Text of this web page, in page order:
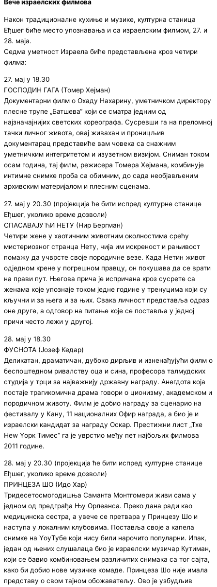
Вече израелских филмова
Након традиционалне кухиње и музике, културна станица
Еђшег биће место упознавања и са израелским филмом, 27. и
28. маја.
Седма уметност Израела биће представљена кроз четири
филма:
27. мај у 18.30
ГОСПОДИН ГАГА (Томер Хејман)
Документарни филм о Охаду Нахарину, уметничком директору
плесне трупе „Батшева“ који се сматра једним од
најзначајнијих светских кореографа. Сусревши га на преломној
тачки личног живота, овај живахан и проницљив
документарац представиће вам човека са снажним
уметничким интегритетом и изузетном визијом. Сниман током
осам година, тај филм, режисера Томера Хејмана, комбинује
интимне снимке проба са обимним, до сада необјављеним
архивским материјалом и плесним сценама.
27. мај у 20.30 (пројекција ће бити испред културне станице
Еђшег, уколико време дозволи)
СПАСАВАЈУЋИ НЕТУ (Нир Бергман)
Четири жене у хаотичним животним околностима срећу
мистериозног странца Нету, чија им искреност и рањивост
помажу да учврсте своје породичне везе. Када Нетин живот
одједном крене у погрешном правцу, он покушава да се врати
на прави пут. Његова прича је испричана кроз сусрете са
женама које упознаје током једне године у тренуцима који су
кључни и за њега и за њих. Свака личност представља одраз
оне друге, а одговор на питање које се поставља у једној
причи често лежи у другој.
28. мај у 18.30
ФУСНОТА (Јозеф Кедар)
Деликатан, драматичан, дубоко дирљив и изненађујући филм о
беспоштедном ривалству оца и сина, професора талмудских
студија у трци за најважнију државну награду. Анегдота која
постаје трагикомична драма говори о ционизму, академском и
породичном животу. Филм је добио награду за сценарио на
фестивалу у Кану, 11 националних Офир награда, а био је и
израелски кандидат за награду Оскар. Престижни лист „Тхе
Неw Yорк Тимес“ га је уврстио међу пет најбољих филмова
2011 године.
28. мај у 20.30 (пројекција ће бити испред културне станице
Еђшег, уколико време дозволи)
ПРИНЦЕЗА ШО (Идо Хар)
Тридесетосмогодишња Саманта Монтгомери живи сама у
једном од предграђа Њу Орлеанса. Преко дана ради као
медицинска сестра, а увече се претвара у Принцезу Шо и
наступа у локалним клубовима. Поставља своје а капела
снимке на YоуТубе који нису били нарочито популарни. Ипак,
један од њених слушалаца био је израелски музичар Кутиман,
који се бавио комбиновањем различитих снимака са тог сајта,
како би добио нове музичке комаде. Принцеза Шо није имала
представу о свом тајном обожаватељу. Ово је узбудљив